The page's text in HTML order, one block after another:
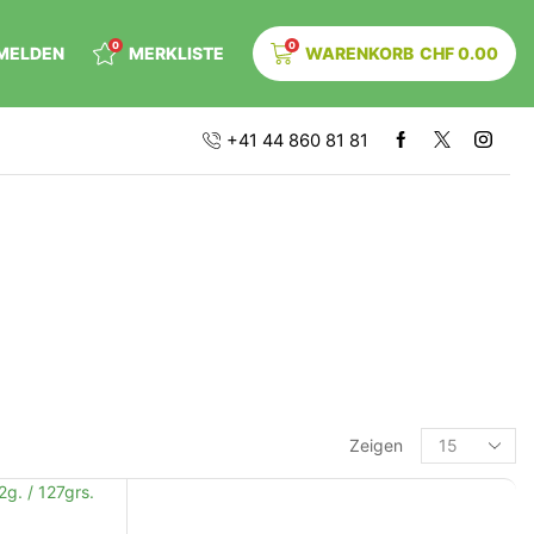
0 MERKLISTE 0 WARENKORB CHF0.00
+41 44 860 81 81
Zeigen